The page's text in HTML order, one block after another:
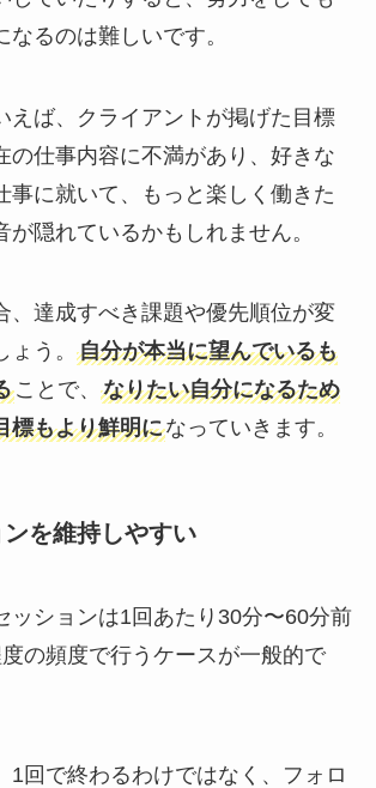
なるのは難しいです。
えば、クライアントが掲げた目標
の仕事内容に不満があり、好きな
事に就いて、もっと楽しく働きた
が隠れているかもしれません。
、達成すべき課題や優先順位が変
う。 自分が本当に望んでいるも
ことで、 なりたい自分になるため
標もより鮮明になっていきます。
を維持しやすい
ッションは1回あたり30分〜60分前
の頻度で行うケースが一般的で
1回で終わるわけではなく、フォロ